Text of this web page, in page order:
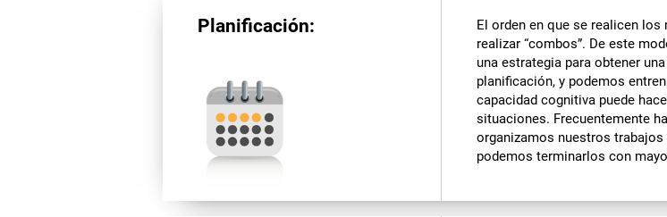
Planificación:
El orden en que se realicen
realizar “combos”. De este
una estrategia para obtener
planificación, y podemos
capacidad cognitiva puede
situaciones. Frecuentemente
organizamos nuestros
podemos terminarlos con